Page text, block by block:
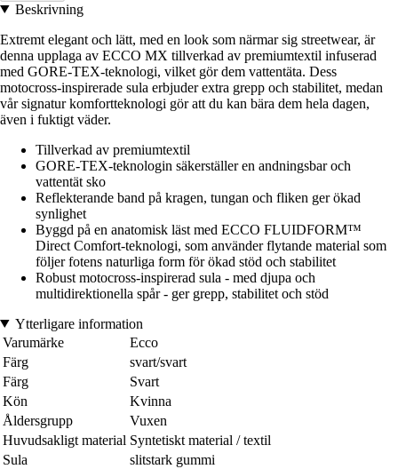
Beskrivning
Extremt elegant och lätt, med en look som närmar sig streetwear, är
denna upplaga av ECCO MX tillverkad av premiumtextil infuserad
med GORE-TEX-teknologi, vilket gör dem vattentäta. Dess
motocross-inspirerade sula erbjuder extra grepp och stabilitet, medan
vår signatur komfortteknologi gör att du kan bära dem hela dagen,
även i fuktigt väder.
Tillverkad av premiumtextil
GORE-TEX-teknologin säkerställer en andningsbar och
vattentät sko
Reflekterande band på kragen, tungan och fliken ger ökad
synlighet
Byggd på en anatomisk läst med ECCO FLUIDFORM™
Direct Comfort-teknologi, som använder flytande material som
följer fotens naturliga form för ökad stöd och stabilitet
Robust motocross-inspirerad sula - med djupa och
multidirektionella spår - ger grepp, stabilitet och stöd
Ytterligare information
Varumärke
Ecco
Färg
svart/svart
Färg
Svart
Kön
Kvinna
Åldersgrupp
Vuxen
Huvudsakligt material Syntetiskt material / textil
Sula
slitstark gummi